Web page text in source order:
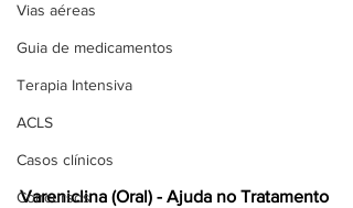
Vias aéreas
Guia de medicamentos
Terapia Intensiva
ACLS
Casos clínicos
Concursos
Vareniclina (Oral) - Ajuda no Tratamento